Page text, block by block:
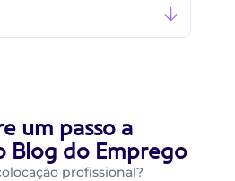
um passo a
Blog do Emprego
profissional?